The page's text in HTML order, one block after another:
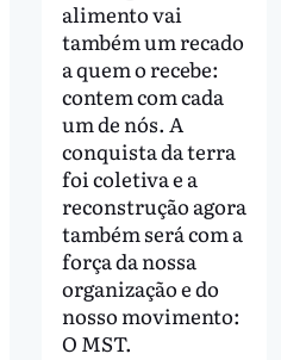
alimento vai
também um recado
a quem o recebe:
contem com cada
um de nós. A
conquista da terra
foi coletiva e a
reconstrução agora
também será com a
força da nossa
organização e do
nosso movimento:
O MST.